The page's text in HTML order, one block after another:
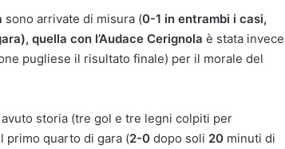
sono arrivate di misura (0-1 in entrambi i casi,
quella con l’Audace Cerignola è stata invece
pugliese il risultato finale) per il morale del
avuto storia (tre gol e tre legni colpiti per
primo quarto di gara (2-0 dopo soli 20 minuti di